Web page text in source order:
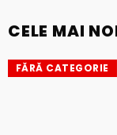
CELE MAI
FĂRĂ CATEGORIE